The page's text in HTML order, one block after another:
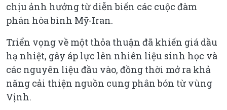
chịu ảnh hưởng từ diễn biến các cuộc đàm
phán hòa bình Mỹ-Iran.
Triển vọng về một thỏa thuận đã khiến giá dầu
hạ nhiệt, gây áp lực lên nhiên liệu sinh học và
các nguyên liệu đầu vào, đồng thời mở ra khả
năng cải thiện nguồn cung phân bón từ vùng
Vịnh.